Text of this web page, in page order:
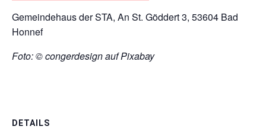
Gemeindehaus der STA, An St. Göddert 3, 53604 Bad
Honnef
Foto: © congerdesign auf Pixabay
DETAILS